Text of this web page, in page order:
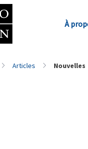
À
Articles Nouvelles